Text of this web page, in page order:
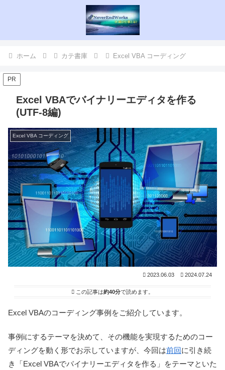
ホーム カテ書庫 Excel VBA コーディング
PR
Excel VBAでバイナリーエディタを作る
(UTF-8編)
Excel VBA コーディング
2023.06.03 2024.07.24
この記事は約40分で読めます。
Excel VBAのコーディング事例をご紹介しています。
事例iにするテーマを決めて、その機能を実現するためのコー
ディングを動く形でお示していますが、今回は前回に引き続
き「Excel VBAでバイナリーエディタを作る」をテーマといた